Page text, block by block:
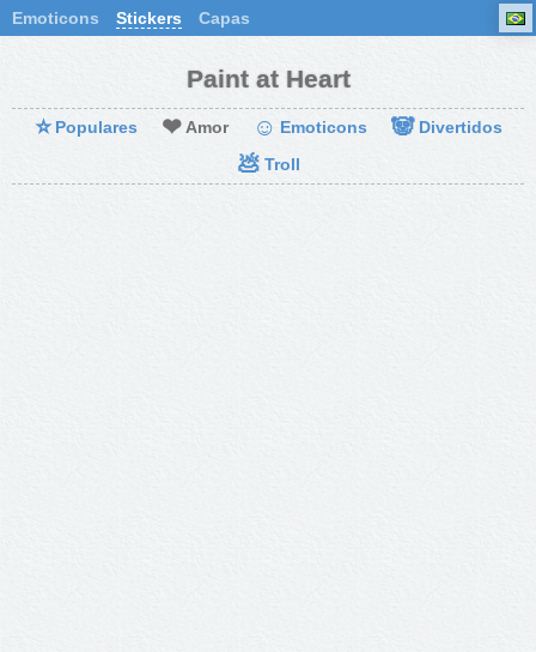
Emoticons Stickers Capas
Paint at Heart
⭐ Populares ❤ Amor ☺ Emoticons 🐼 Divertidos
💩 Troll